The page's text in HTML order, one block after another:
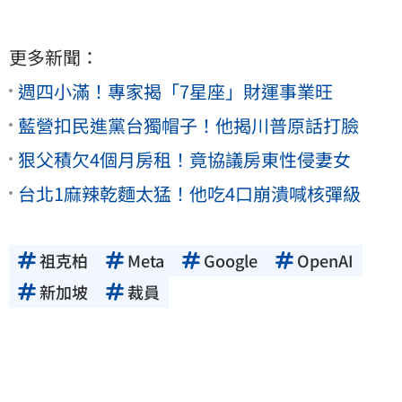
更多新聞：
週四小滿！專家揭「7星座」財運事業旺
藍營扣民進黨台獨帽子！他揭川普原話打臉
狠父積欠4個月房租！竟協議房東性侵妻女
台北1麻辣乾麵太猛！他吃4口崩潰喊核彈級
祖克柏 Meta Google
OpenAI
新加坡
裁員